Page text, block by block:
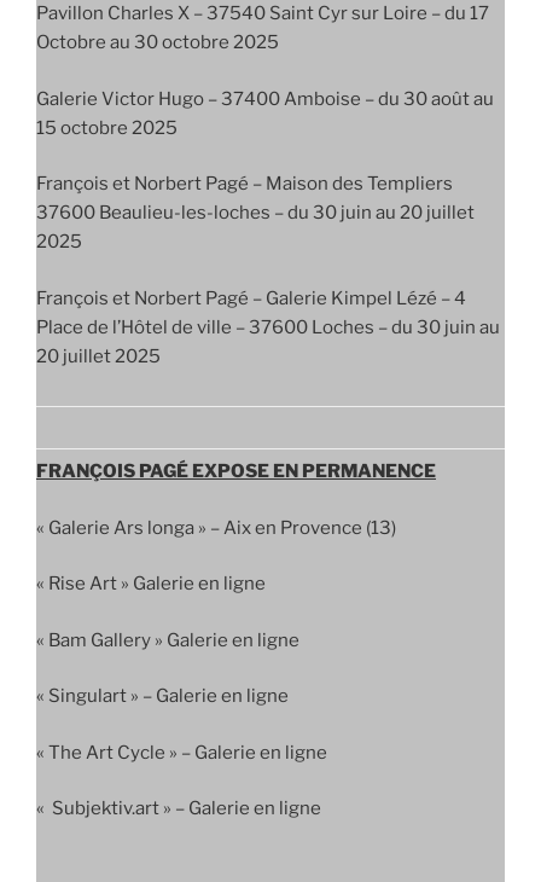
Pavillon Charles X – 37540 Saint Cyr sur Loire – du 17
Octobre au 30 octobre 2025
Galerie Victor Hugo – 37400 Amboise – du 30 août au
15 octobre 2025
François et Norbert Pagé – Maison des Templiers
37600 Beaulieu-les-loches – du 30 juin au 20 juillet
2025
François et Norbert Pagé – Galerie Kimpel Lézé – 4
Place de l’Hôtel de ville – 37600 Loches – du 30 juin au
20 juillet 2025
FRANÇOIS PAGÉ EXPOSE EN PERMANENCE
« Galerie Ars longa » – Aix en Provence (13)
« Rise Art » Galerie en ligne
« Bam Gallery » Galerie en ligne
« Singulart » – Galerie en ligne
« The Art Cycle » – Galerie en ligne
« Subjektiv.art » – Galerie en ligne